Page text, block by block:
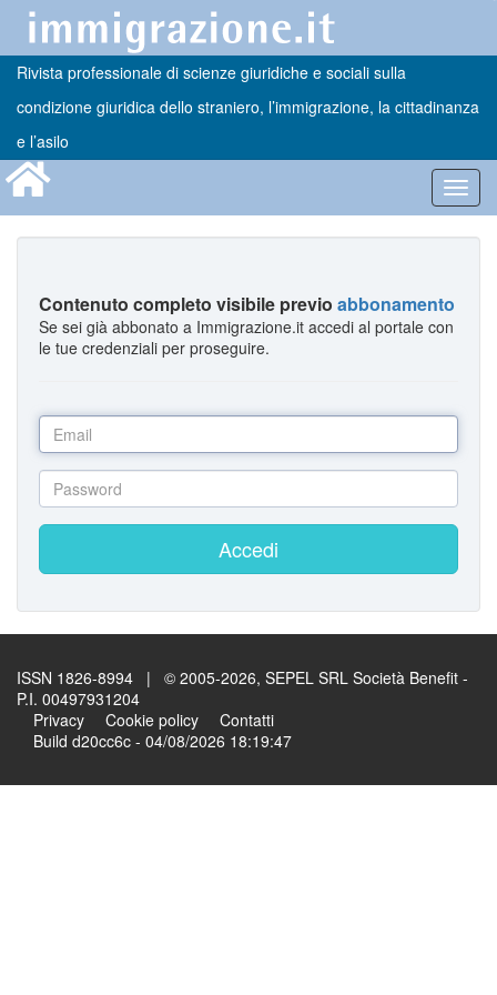
Rivista professionale di scienze giuridiche e sociali sulla
condizione giuridica dello straniero, l’immigrazione, la cittadinanza
e l’asilo
Contenuto completo visibile previo abbonamento
Se sei già abbonato a Immigrazione.it accedi al portale con
le tue credenziali per proseguire.
Accedi
ISSN 1826-8994 | © 2005-2026, SEPEL SRL Società Benefit -
P.I. 00497931204
Privacy
Cookie policy
Contatti
Build d20cc6c - 04/08/2026 18:19:47